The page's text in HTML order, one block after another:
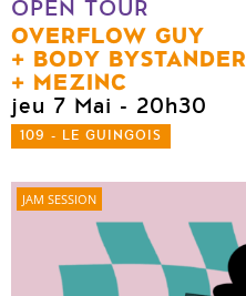
OPEN TOUR
OVERFLOW GUY
BODY BYSTANDER
MEZINC
jeu 7 Mai - 20h30
109 - LE GUINGOIS
JAM SESSION